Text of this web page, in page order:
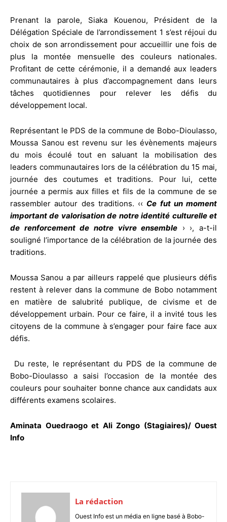
Prenant la parole, ‎Siaka Kouenou, Président de la
Délégation Spéciale de l’arrondissement 1 s’est réjoui du
choix de son arrondissement pour accueillir une fois de
plus la montée mensuelle des couleurs nationales.
Profitant de cette cérémonie, il a demandé aux leaders
communautaires à plus d’accompagnement dans leurs
tâches quotidiennes pour relever les défis du
développement local.
‎Représentant le PDS de la commune de Bobo-Dioulasso,
Moussa Sanou est revenu sur les évènements majeurs
du mois écoulé tout en saluant la mobilisation des
leaders communautaires lors de la célébration du 15 mai,
journée des coutumes et traditions. Pour lui, cette
journée a permis aux filles et fils de la commune de se
rassembler autour des traditions. ‹‹ Ce fut un moment
important de valorisation de notre identité culturelle et
de renforcement de notre vivre ensemble › ›, a-t-il
souligné l’importance de la célébration de la journée des
traditions.
Moussa Sanou a par ailleurs rappelé que plusieurs défis
restent à relever dans la commune de Bobo notamment
en matière de salubrité publique, de civisme et de
développement urbain. Pour ce faire, il a invité tous les
citoyens de la commune à s’engager pour faire face aux
défis.
‎ Du reste, le représentant du PDS de la commune de
Bobo-Dioulasso a saisi l’occasion de la montée des
couleurs pour souhaiter bonne chance aux candidats aux
différents examens scolaires.
Aminata Ouedraogo et Ali Zongo (Stagiaires)/ Ouest
Info
La rédaction
Ouest Info est un média en ligne basé à Bobo-